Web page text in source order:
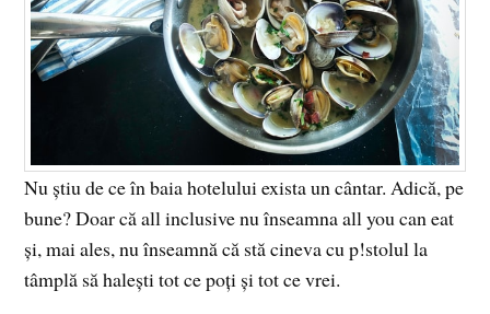
Nu știu de ce în baia hotelului exista un cântar. Adică, pe
bune? Doar că all inclusive nu înseamna all you can eat
și, mai ales, nu înseamnă că stă cineva cu p!stolul la
tâmplă să halești tot ce poți și tot ce vrei.